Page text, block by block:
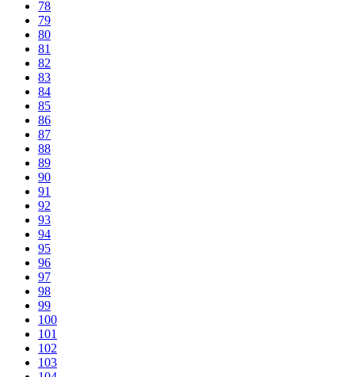
78
79
80
81
82
83
84
85
86
87
88
89
90
91
92
93
94
95
96
97
98
99
100
101
102
103